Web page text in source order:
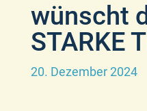
wünscht
STARKE
20. Dezember 2024